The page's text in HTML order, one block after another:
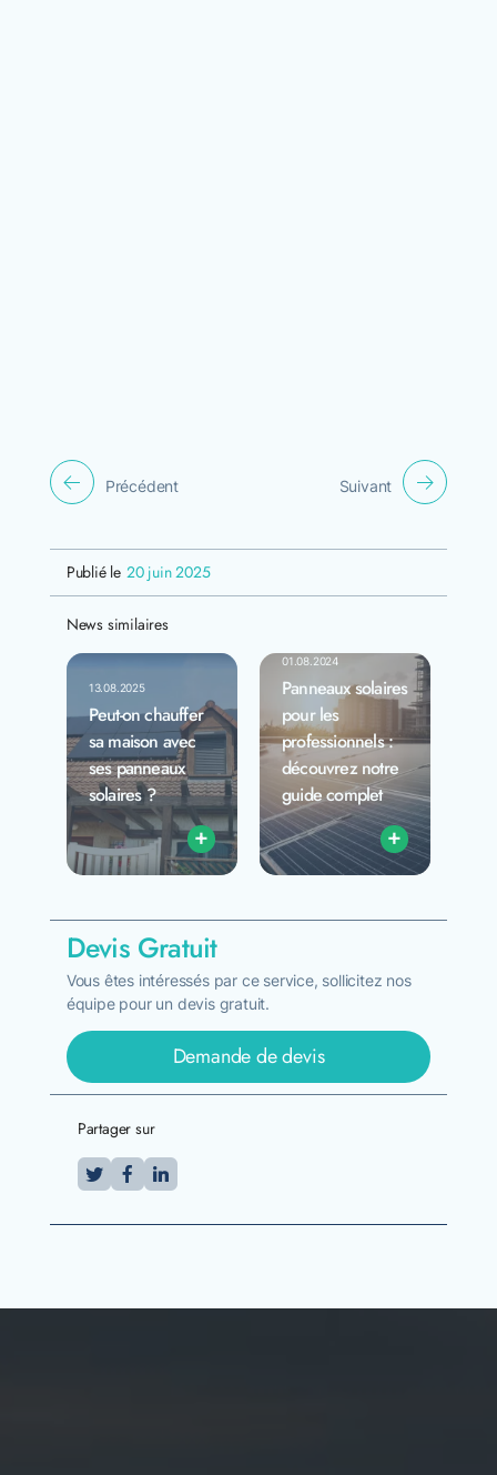
Précédent Suivant
Publié le 20 juin 2025
News similaires
13.08.2025
Peut-on chauffer
sa maison avec
ses panneaux
solaires ?
+
01.08.2024
Panneaux solaires
pour les
professionnels :
découvrez notre
guide complet
+
Devis Gratuit
Vous êtes intéressés par ce service, sollicitez nos
équipe pour un devis gratuit.
Demande de devis
Partager sur